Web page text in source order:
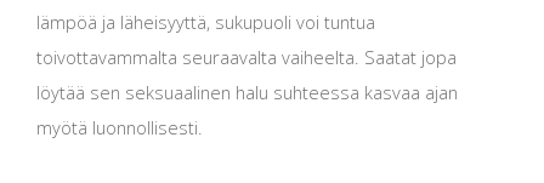
lämpöä ja läheisyyttä, sukupuoli voi tuntua
toivottavammalta seuraavalta vaiheelta. Saatat jopa
löytää sen seksuaalinen halu suhteessa kasvaa ajan
myötä luonnollisesti.